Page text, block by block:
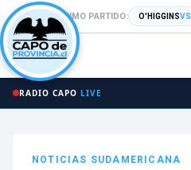
PRÓXIMO PARTIDO: O'HIGGINSVS
RADIO CAPO LIVE
NOTICIAS SUDAMERICANA